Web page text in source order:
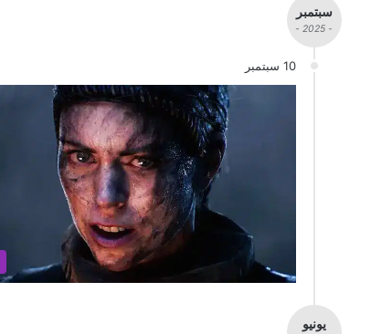
سبتمبر
- 2025 -
10 سبتمبر
يونيو